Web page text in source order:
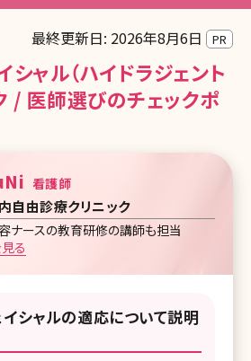
最終更新日: 2026年8月6日 PR
シャル（ハイドラジェント
/ 医師選びのチェックポ
看護師
自由診療クリニック
ナースの教育研修の講師も担当
る
イシャルの適応について説明